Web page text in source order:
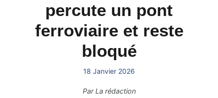
percute un pont
ferroviaire et reste
bloqué
18 Janvier 2026
ParLa rédaction